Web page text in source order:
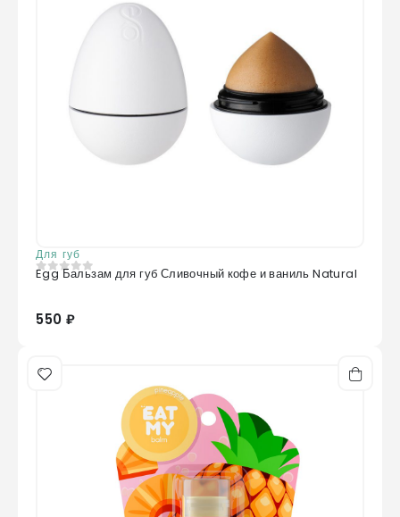
Для губ
0из 5
Egg Бальзам для губ Сливочный кофе и ваниль Natural
550 ₽